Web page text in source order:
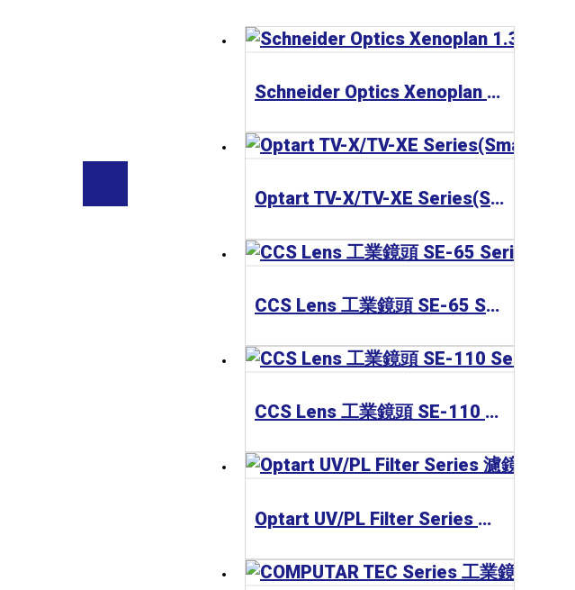
Schneider Optics Xenoplan 1.3” 工業鏡頭
Optart TV-X/TV-XE Series(Small Mount) 工業鏡頭
CCS Lens 工業鏡頭 SE-65 Series
CCS Lens 工業鏡頭 SE-110 Series
Optart UV/PL Filter Series 濾鏡